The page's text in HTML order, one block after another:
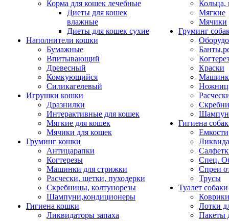
Корма для кошек лечебные
Диеты для кошек
влажные
Диеты для кошек сухие
Наполнители кошки
Бумажные
Впитывающий
Древесный
Комкующийся
Силикагелевый
Игрушки кошки
Дразнилки
Интерактивные для кошек
Мягкие для кошек
Мячики для кошек
Груминг кошки
Антицарапки
Когтерезы
Машинки для стрижки
Расчески, щетки, пуходерки
Скребницы, колтунорезы
Шампуни,кондиционеры
Гигиена кошки
Ликвидаторы запаха
Кольца,
Мягкие
Мячики
Груминг
Краски
Гигиена
Емкости
Спец.
Спреи
Трусы
Туалет собаки
Коврики
Лотки
Пакеты